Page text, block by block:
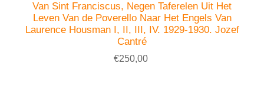
Van Sint Franciscus, Negen Taferelen Uit Het
Leven Van de Poverello Naar Het Engels Van
Laurence Housman I, II, III, IV. 1929-1930. Jozef
Cantré
€250,00